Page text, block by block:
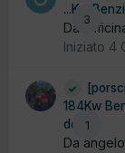
3
...Kw
Da
Iniziato 4
1
184Kw
destro
Da